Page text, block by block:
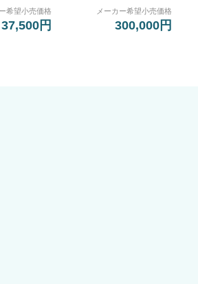
希望小売価格
37,500円
メーカー希望小売価格
300,000円